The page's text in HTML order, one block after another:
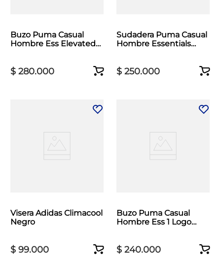
Buzo Puma Casual
Hombre Ess Elevated
$ 280.000
Sudadera Puma Casual
Hombre Essentials
$ 250.000
Visera Adidas Climacool
Negro
$ 99.000
Buzo Puma Casual
Hombre Ess 1 Logo
$ 240.000